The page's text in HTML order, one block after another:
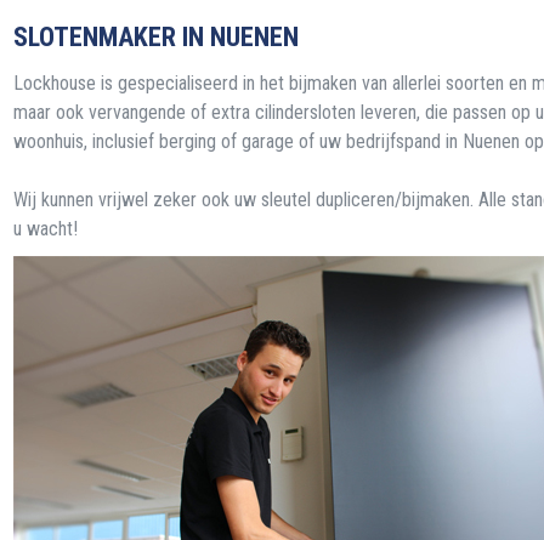
SLOTENMAKER IN NUENEN
Lockhouse is gespecialiseerd in het bijmaken van allerlei soorten en
maar ook vervangende of extra cilindersloten leveren, die passen
woonhuis, inclusief berging of garage of uw bedrijfspand in Nuenen
Wij kunnen vrijwel zeker ook uw sleutel dupliceren/bijmaken. Alle
u wacht!